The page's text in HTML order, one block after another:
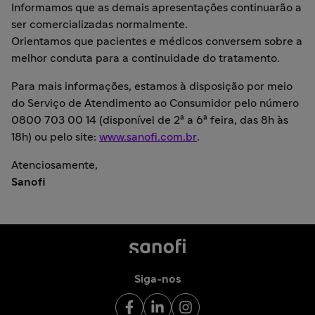
Informamos que as demais apresentações continuarão a
ser comercializadas normalmente.
Orientamos que pacientes e médicos conversem sobre a
melhor conduta para a continuidade do tratamento.
Para mais informações, estamos à disposição por meio
do Serviço de Atendimento ao Consumidor pelo número
0800 703 00 14 (disponível de 2ª a 6ª feira, das 8h às
18h) ou pelo site: www.sanofi.com.br.
Atenciosamente,
Sanofi
Siga-nos